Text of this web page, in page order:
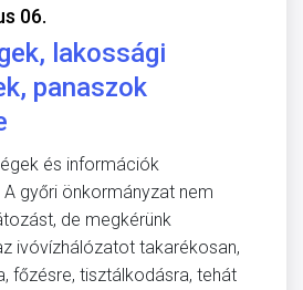
06.
lakossági
panaszok
és információk
győri önkormányzat nem
de megkérünk
ivóvízhálózatot takarékosan,
főzésre, tisztálkodásra, tehát